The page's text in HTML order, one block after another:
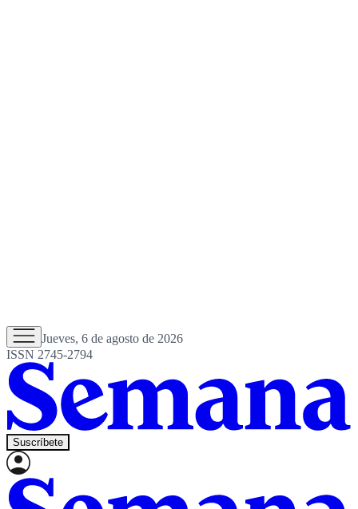
Jueves, 6 de agosto de 2026
ISSN 2745-2794
Suscríbete